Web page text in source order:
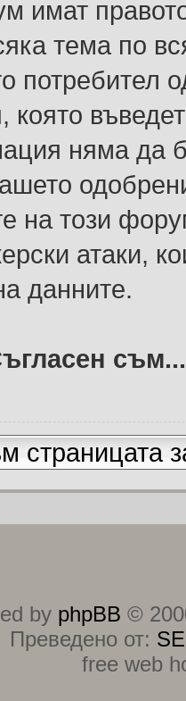
имат
тема по
потребител
няма да
на този
атаки,
данните.
съм...
страницата
by phpBB ©
Преведено от:
free web